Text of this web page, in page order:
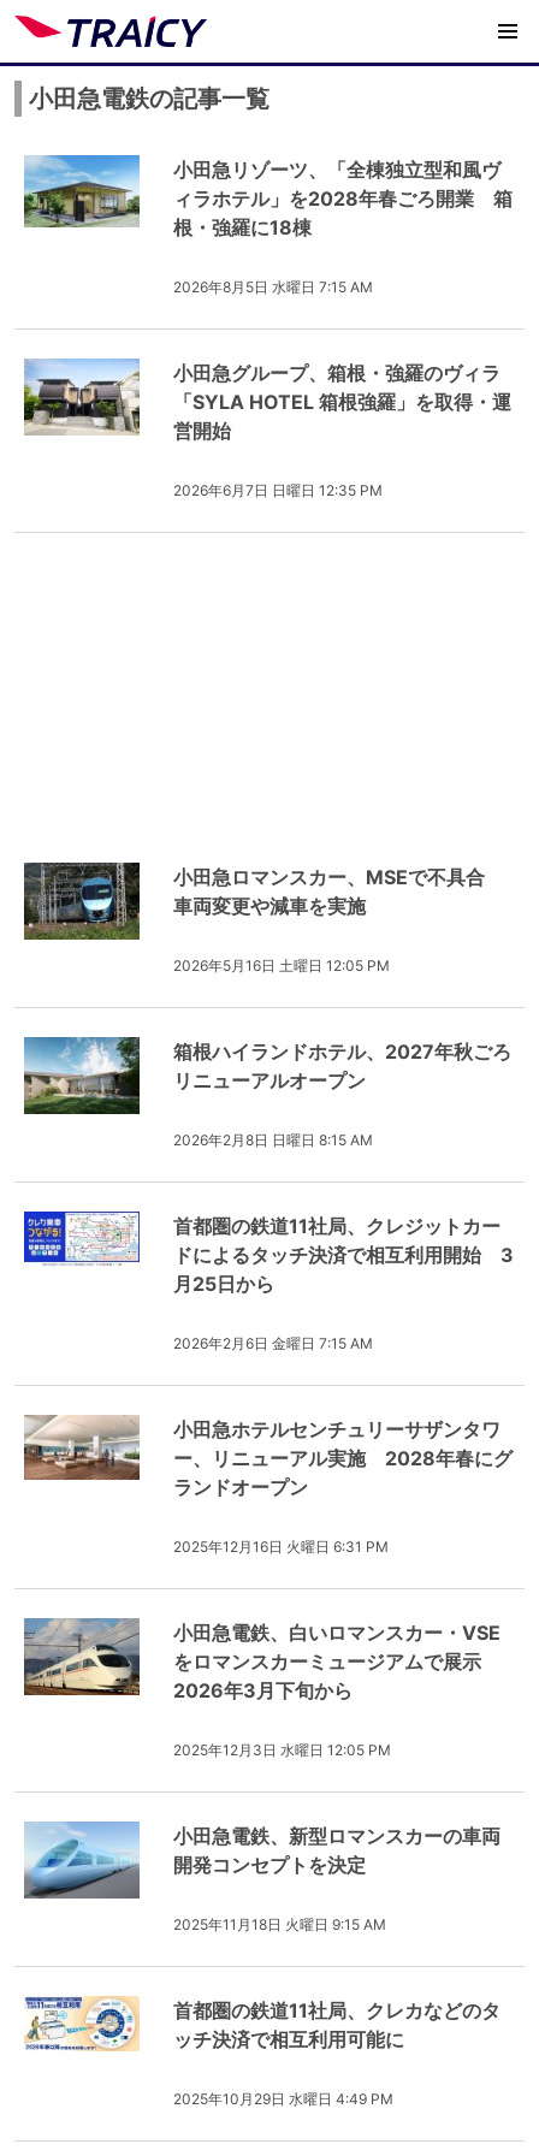
小田急電鉄の記事一覧
小田急リゾーツ、「全棟独立型和風ヴ
ィラホテル」を2028年春ごろ開業 箱
根・強羅に18棟
2026年8月5日 水曜日 7:15 AM
小田急グループ、箱根・強羅のヴィラ
「SYLA HOTEL 箱根強羅」を取得・運
営開始
2026年6月7日 日曜日 12:35 PM
小田急ロマンスカー、MSEで不具合
車両変更や減車を実施
2026年5月16日 土曜日 12:05 PM
箱根ハイランドホテル、2027年秋ごろ
リニューアルオープン
2026年2月8日 日曜日 8:15 AM
首都圏の鉄道11社局、クレジットカー
ドによるタッチ決済で相互利用開始 3
月25日から
2026年2月6日 金曜日 7:15 AM
小田急ホテルセンチュリーサザンタワ
ー、リニューアル実施 2028年春にグ
ランドオープン
2025年12月16日 火曜日 6:31 PM
小田急電鉄、白いロマンスカー・VSE
をロマンスカーミュージアムで展示
2026年3月下旬から
2025年12月3日 水曜日 12:05 PM
小田急電鉄、新型ロマンスカーの車両
開発コンセプトを決定
2025年11月18日 火曜日 9:15 AM
首都圏の鉄道11社局、クレカなどのタ
ッチ決済で相互利用可能に
2025年10月29日 水曜日 4:49 PM